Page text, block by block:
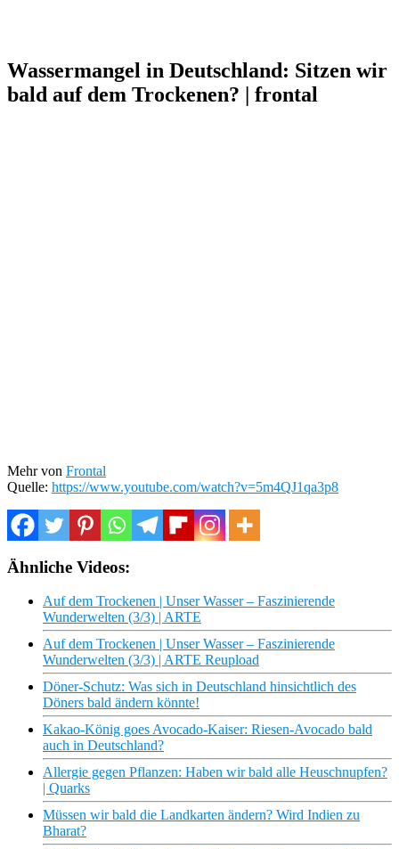
Wassermangel in Deutschland: Sitzen wir
bald auf dem Trockenen? | frontal
Mehr von Frontal
Quelle: https://www.youtube.com/watch?v=5m4QJ1qa3p8
Ähnliche Videos:
Auf dem Trockenen | Unser Wasser – Faszinierende
Wunderwelten (3/3) | ARTE
Auf dem Trockenen | Unser Wasser – Faszinierende
Wunderwelten (3/3) | ARTE Reupload
Döner-Schutz: Was sich in Deutschland hinsichtlich des
Döners bald ändern könnte!
Kakao-König goes Avocado-Kaiser: Riesen-Avocado bald
auch in Deutschland?
Allergie gegen Pflanzen: Haben wir bald alle Heuschnupfen?
| Quarks
Müssen wir bald die Landkarten ändern? Wird Indien zu
Bharat?